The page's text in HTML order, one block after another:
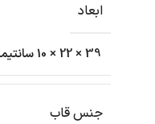
ابعاد
39 × 22 × 10 سانتیمتر
جنس قاب